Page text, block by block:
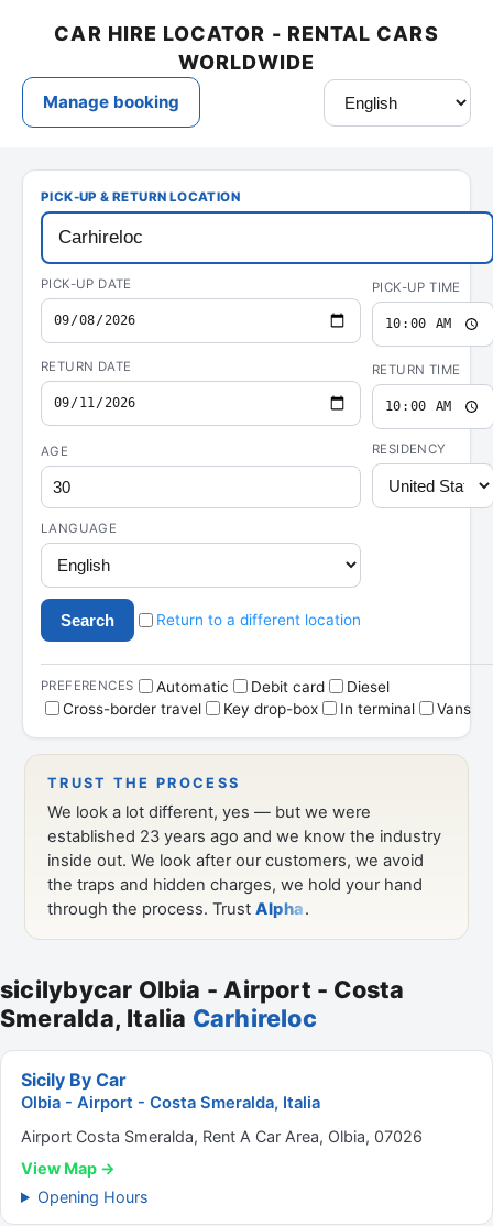
sicilybycar Olbia - Airport - Costa
Smeralda, Italia Carhireloc
Sicily By Car
Olbia - Airport - Costa Smeralda, Italia
Airport Costa Smeralda, Rent A Car Area, Olbia, 07026
View Map →
Opening Hours